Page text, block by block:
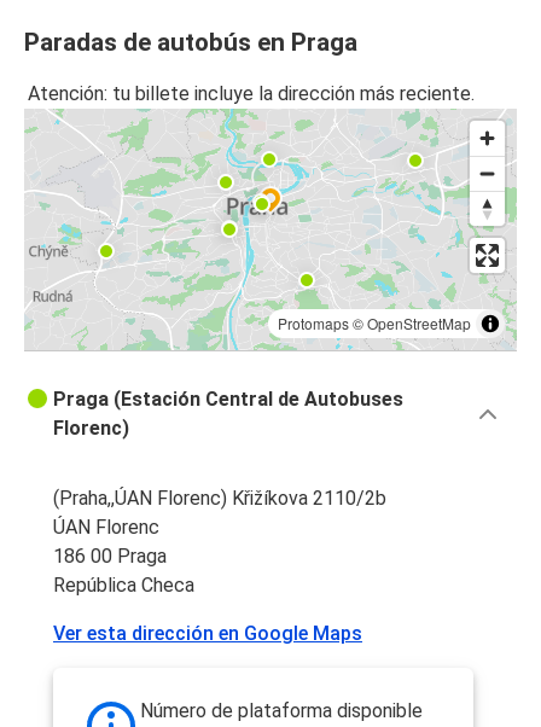
Paradas de autobús en Praga
Atención: tu billete incluye la dirección más reciente.
Protomaps©OpenStreetMap
Praga (Estación Central de Autobuses
Florenc)
(Praha,,ÚAN Florenc) Křižíkova 2110/2b
ÚAN Florenc
186 00 Praga
República Checa
Ver esta dirección en Google Maps
Número de plataforma disponible